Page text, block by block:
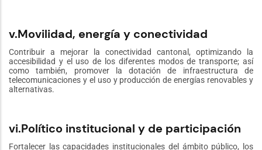
v.Movilidad, energía y conectividad
Contribuir a mejorar la conectividad cantonal, optimizando la
accesibilidad y el uso de los diferentes modos de transporte; así
como también, promover la dotación de infraestructura de
telecomunicaciones y el uso y producción de energías renovables y
alternativas.
vi.Político institucional y de participación
Fortalecer las capacidades institucionales del ámbito público, los